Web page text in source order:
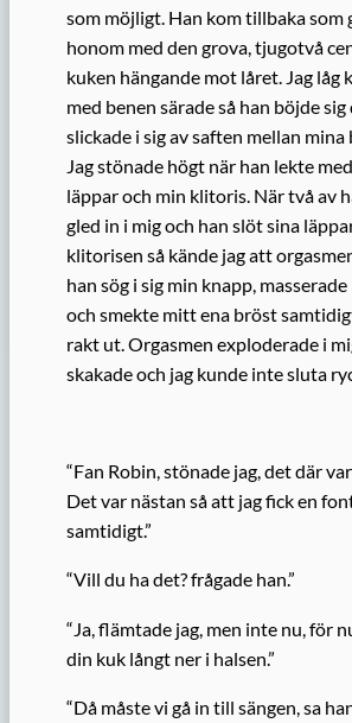
som möjligt. Han kom tillbaka som
honom med den grova, tjugotvå
kuken hängande mot låret. Jag låg
med benen särade så han böjde
slickade i sig av saften mellan mina
Jag stönade högt när han lekte
läppar och min klitoris. När två av
gled in i mig och han slöt sina
klitorisen så kände jag att
han sög i sig min knapp,
och smekte mitt ena bröst
rakt ut. Orgasmen exploderade i
skakade och jag kunde inte sluta
“Fan Robin, stönade jag, det där
Det var nästan så att jag fick en
samtidigt.”
“Vill du ha det? frågade han.”
“Ja, flämtade jag, men inte nu, för
din kuk långt ner i halsen.”
“Då måste vi gå in till sängen, sa